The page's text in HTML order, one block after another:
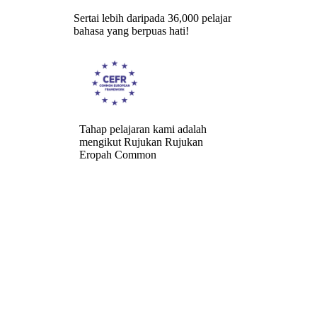
Sertai lebih daripada 36,000 pelajar
bahasa yang berpuas hati!
Tahap pelajaran kami adalah
mengikut Rujukan Rujukan
Eropah Common